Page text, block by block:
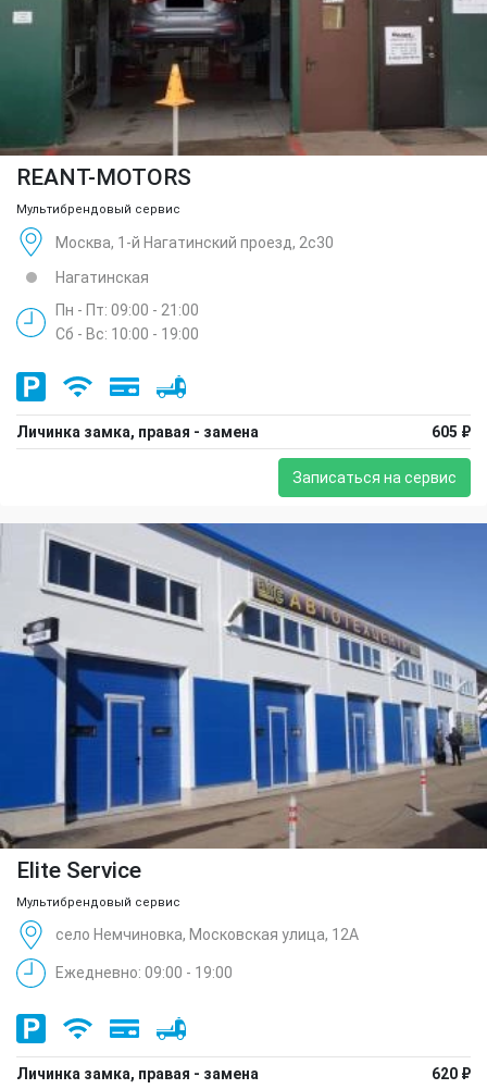
REANT-MOTORS
Мультибрендовый сервис
Москва, 1-й Нагатинский проезд, 2с30
Нагатинская
Пн - Пт: 09:00 - 21:00
Сб - Вс: 10:00 - 19:00
Личинка замка, правая - замена 605 ₽
Записаться на сервис
Elite Service
Мультибрендовый сервис
село Немчиновка, Московская улица, 12А
Ежедневно: 09:00 - 19:00
Личинка замка, правая - замена 620 ₽